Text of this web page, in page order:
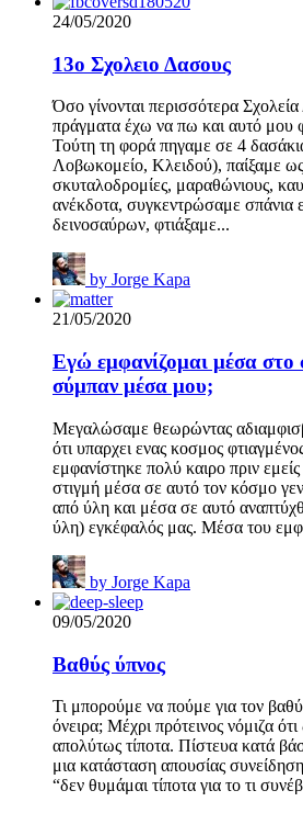
24/05/2020
13ο Σχολειο Δασους
Όσο γίνονται περισσότερα
πράγματα έχω να πω και αυτό μου
Τούτη τη φορά πηγαμε σε 4
Λοβωκομείο, Κλειδού), παίξαμε
σκυταλοδρομίες, μαραθώνιους,
ανέκδοτα, συγκεντρώσαμε σπάνια
δεινοσαύρων, φτιάξαμε...
by Jorge Kapa
21/05/2020
Εγώ εμφανίζομαι μέσα στο
σύμπαν μέσα μου;
Μεγαλώσαμε θεωρώντας
ότι υπαρχει ενας κοσμος
εμφανίστηκε πολύ καιρο πριν
στιγμή μέσα σε αυτό τον κόσμο
από ύλη και μέσα σε αυτό
ύλη) εγκέφαλός μας. Μέσα του
by Jorge Kapa
09/05/2020
Βαθύς ύπνος
Τι μπορούμε να πούμε για τον
όνειρα; Μέχρι πρότεινος νόμιζα
απολύτως τίποτα. Πίστευα κατά
μια κατάσταση απουσίας
“δεν θυμάμαι τίποτα για το τι